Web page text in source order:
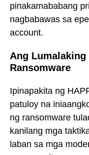
pinakamababang
nagbabawas sa
account.
Ang Lumalaking
Ransomware
Ipinapakita ng
patuloy na
ng ransomware
kanilang mga
laban sa mga